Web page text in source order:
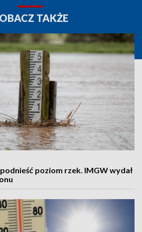
TAKŻE
poziom rzek. IMGW wydał